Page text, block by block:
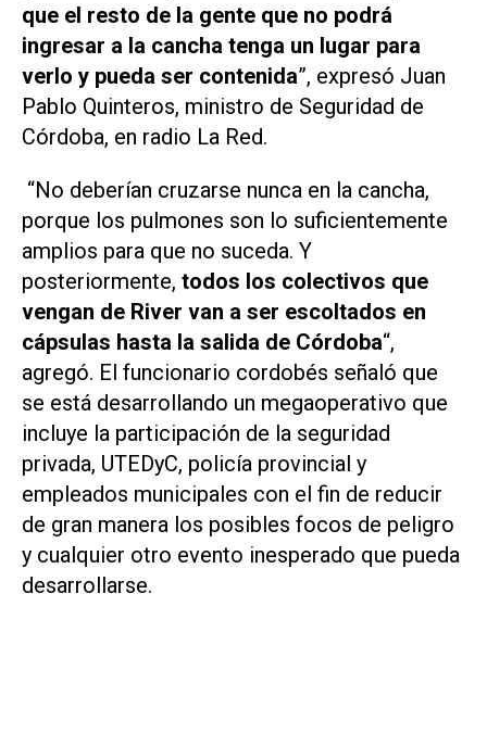
que el resto de la gente que no podrá
ingresar a la cancha tenga un lugar para
verlo y pueda ser contenida”, expresó Juan
Pablo Quinteros, ministro de Seguridad de
Córdoba, en radio La Red.
“No deberían cruzarse nunca en la cancha,
porque los pulmones son lo suficientemente
amplios para que no suceda. Y
posteriormente, todos los colectivos que
vengan de River van a ser escoltados en
cápsulas hasta la salida de Córdoba“,
agregó. El funcionario cordobés señaló que
se está desarrollando un megaoperativo que
incluye la participación de la seguridad
privada, UTEDyC, policía provincial y
empleados municipales con el fin de reducir
de gran manera los posibles focos de peligro
y cualquier otro evento inesperado que pueda
desarrollarse.